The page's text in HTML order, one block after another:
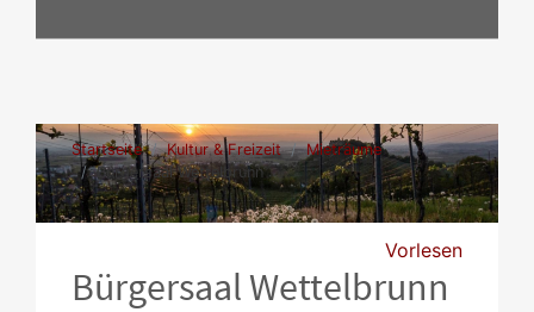
Startseite Kultur & Freizeit
Mieträume
Bürgersaal Wettelbrunn
Vorlesen
Bürgersaal Wettelbrunn